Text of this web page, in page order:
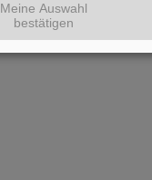
Meine Auswahl
bestätigen